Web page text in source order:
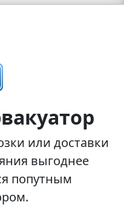
или доставки
выгоднее
попутным